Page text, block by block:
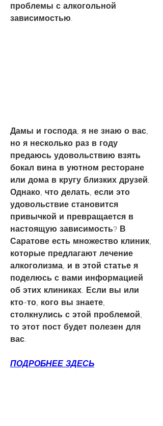
проблемы с алкогольной
зависимостью.
Дамы и господа, я не знаю о вас,
но я несколько раз в году
предаюсь удовольствию взять
бокал вина в уютном ресторане
или дома в кругу близких друзей.
Однако, что делать, если это
удовольствие становится
привычкой и превращается в
настоящую зависимость? В
Саратове есть множество клиник,
которые предлагают лечение
алкоголизма, и в этой статье я
поделюсь с вами информацией
об этих клиниках. Если вы или
кто-то, кого вы знаете,
столкнулись с этой проблемой,
то этот пост будет полезен для
вас.
ПОДРОБНЕЕ ЗДЕСЬ